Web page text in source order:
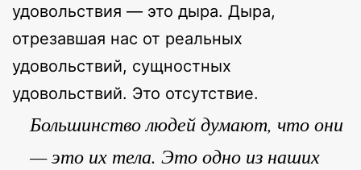
удовольствия — это дыра. Дыра,
отрезавшая нас от реальных
удовольствий, сущностных
удовольствий. Это отсутствие.
Большинство людей думают, что они
— это их тела. Это одно из наших